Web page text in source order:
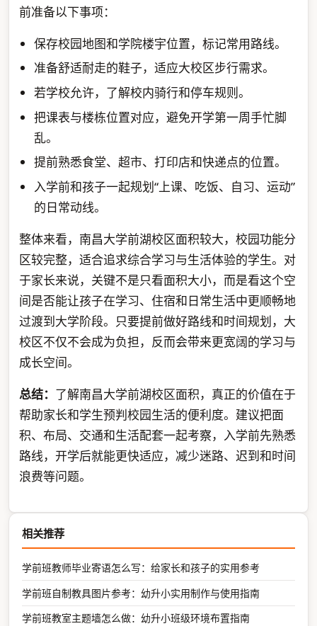
前准备以下事项：
保存校园地图和学院楼宇位置，标记常用路线。
准备舒适耐走的鞋子，适应大校区步行需求。
若学校允许，了解校内骑行和停车规则。
把课表与楼栋位置对应，避免开学第一周手忙脚
乱。
提前熟悉食堂、超市、打印店和快递点的位置。
入学前和孩子一起规划“上课、吃饭、自习、运动”
的日常动线。
整体来看，南昌大学前湖校区面积较大，校园功能分
区较完整，适合追求综合学习与生活体验的学生。对
于家长来说，关键不是只看面积大小，而是看这个空
间是否能让孩子在学习、住宿和日常生活中更顺畅地
过渡到大学阶段。只要提前做好路线和时间规划，大
校区不仅不会成为负担，反而会带来更宽阔的学习与
成长空间。
总结： 了解南昌大学前湖校区面积，真正的价值在于
帮助家长和学生预判校园生活的便利度。建议把面
积、布局、交通和生活配套一起考察，入学前先熟悉
路线，开学后就能更快适应，减少迷路、迟到和时间
浪费等问题。
相关推荐
学前班教师毕业寄语怎么写：给家长和孩子的实用参考
学前班自制教具图片参考：幼升小实用制作与使用指南
学前班教室主题墙怎么做：幼升小班级环境布置指南